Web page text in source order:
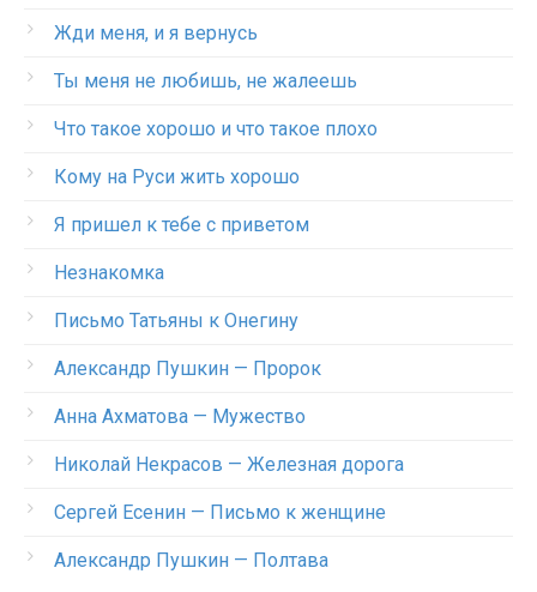
Жди меня, и я вернусь
Ты меня не любишь, не жалеешь
Что такое хорошо и что такое плохо
Кому на Руси жить хорошо
Я пришел к тебе с приветом
Незнакомка
Письмо Татьяны к Онегину
Александр Пушкин — Пророк
Анна Ахматова — Мужество
Николай Некрасов — Железная дорога
Сергей Есенин — Письмо к женщине
Александр Пушкин — Полтава